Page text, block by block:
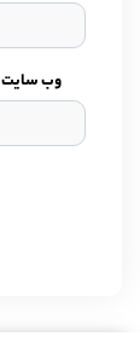
وب سایت